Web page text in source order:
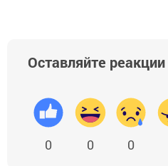
Оставляйте реакции
0 0 0